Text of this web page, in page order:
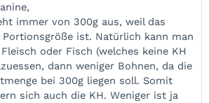
immer von 300g aus, weil das
Portionsgröße ist. Natürlich kann man
oder Fisch (welches keine KH
dann weniger Bohnen, da die
bei 300g liegen soll. Somit
sich auch die KH. Weniger ist ja